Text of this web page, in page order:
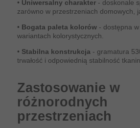
• Uniwersalny charakter - doskonale
zarówno w przestrzeniach domowych,
• Bogata paleta kolorów - dostępna
wariantach kolorystycznych.
• Stabilna konstrukcja - gramatura
trwałość i odpowiednią stabilność
Zastosowanie w
różnorodnych
przestrzeniach